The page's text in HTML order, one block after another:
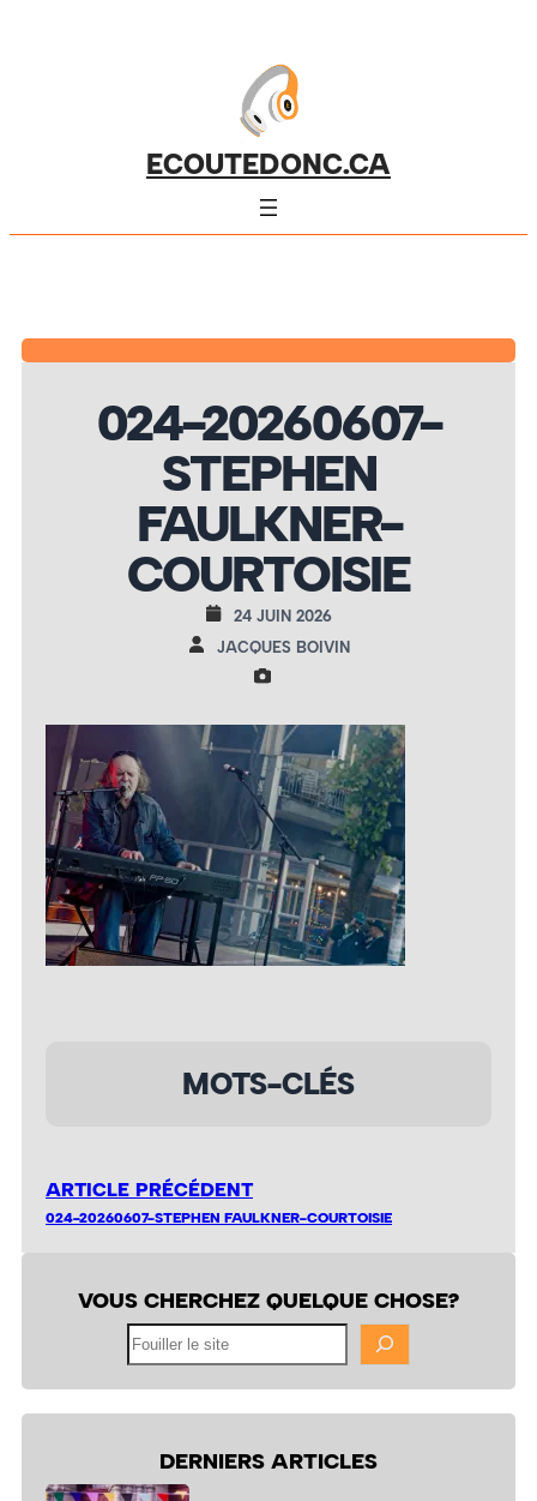
ECOUTEDONC.CA
024-20260607-
STEPHEN
FAULKNER-
COURTOISIE
24 JUIN 2026
JACQUES BOIVIN
MOTS-CLÉS
ARTICLE PRÉCÉDENT
024-20260607-STEPHEN FAULKNER-COURTOISIE
VOUS CHERCHEZ QUELQUE CHOSE?
DERNIERS ARTICLES